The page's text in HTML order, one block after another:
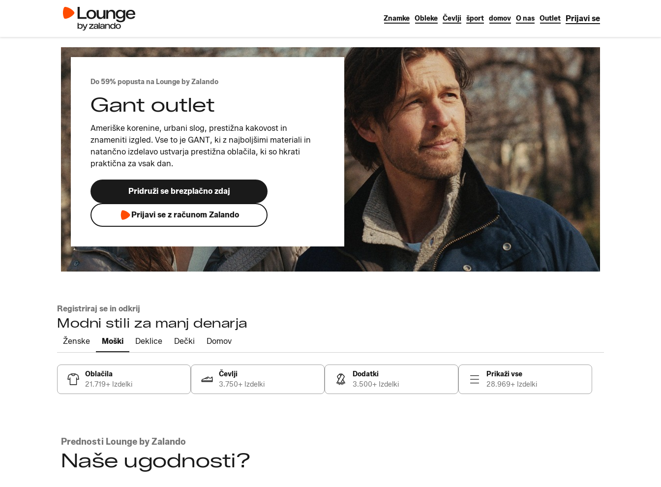
Znamke Obleke Čevlji šport domov O nas Outlet Prijavi se
Do 59% popusta na Lounge by Zalando
Gant outlet
Ameriške korenine, urbani slog, prestižna kakovost in
znameniti izgled. Vse to je GANT, ki z najboljšimi materiali in
natančno izdelavo ustvarja prestižna oblačila, ki so hkrati
praktična za vsak dan.
Pridruži se brezplačno zdaj
Prijavi se z računom Zalando
Registriraj se in odkrij
Modni stili za manj denarja
Ženske Moški Deklice Dečki Domov
Oblačila
21.719+ Izdelki
Čevlji
3.750+ Izdelki
Dodatki
3.500+ Izdelki
Prikaži vse
28.969+ Izdelki
Prednosti Lounge by Zalando
Naše ugodnosti?